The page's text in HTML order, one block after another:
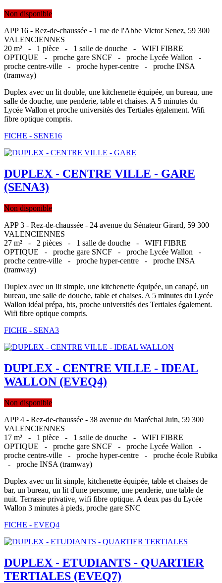
Non disponible
APP 16 - Rez-de-chaussée - 1 rue de l'Abbe Victor Senez, 59 300
VALENCIENNES
20 m² - 1 pièce - 1 salle de douche - WIFI FIBRE
OPTIQUE - proche gare SNCF - proche Lycée Wallon -
proche centre-ville - proche hyper-centre - proche INSA
(tramway)
Duplex avec un lit double, une kitchenette équipée, un bureau, une
salle de douche, une penderie, table et chaises. A 5 minutes du
Lycée Wallon et proche universités des Tertiales également. Wifi
fibre optique compris.
FICHE - SENE16
DUPLEX - CENTRE VILLE - GARE
(SENA3)
Non disponible
APP 3 - Rez-de-chaussée - 24 avenue du Sénateur Girard, 59 300
VALENCIENNES
27 m² - 2 pièces - 1 salle de douche - WIFI FIBRE
OPTIQUE - proche gare SNCF - proche Lycée Wallon -
proche centre-ville - proche hyper-centre - proche INSA
(tramway)
Duplex avec un lit simple, une kitchenette équipée, un canapé, un
bureau, une salle de douche, table et chaises. A 5 minutes du Lycée
Wallon idéal prépa, bts, proche universités des Tertiales également.
Wifi fibre optique compris.
FICHE - SENA3
DUPLEX - CENTRE VILLE - IDEAL
WALLON (EVEQ4)
Non disponible
APP 4 - Rez-de-chaussée - 38 avenue du Maréchal Juin, 59 300
VALENCIENNES
17 m² - 1 pièce - 1 salle de douche - WIFI FIBRE
OPTIQUE - proche gare SNCF - proche Lycée Wallon -
proche centre-ville - proche hyper-centre - proche école Rubika
- proche INSA (tramway)
Duplex avec un lit simple, kitchenette équipée, table et chaises de
bar, un bureau, un lit d'une personne, une penderie, une table de
nuit. Terrasse privative, wifi fibre optique. A deux pas du Lycée
Wallon 3 minutes à pieds, proche gare SNC
FICHE - EVEQ4
DUPLEX - ETUDIANTS - QUARTIER
TERTIALES (EVEQ7)